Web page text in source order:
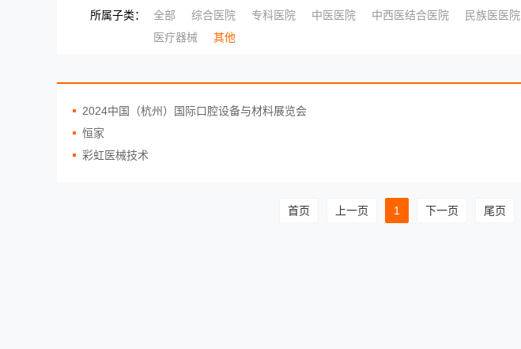
所属子类： 全部 综合医院 专科医院 中医医院 中西医结合医院 民族医医院
医疗器械
其他
2024中国（杭州）国际口腔设备与材料展览会
恒家
彩虹医械技术
首页 上一页 1 下一页 尾页